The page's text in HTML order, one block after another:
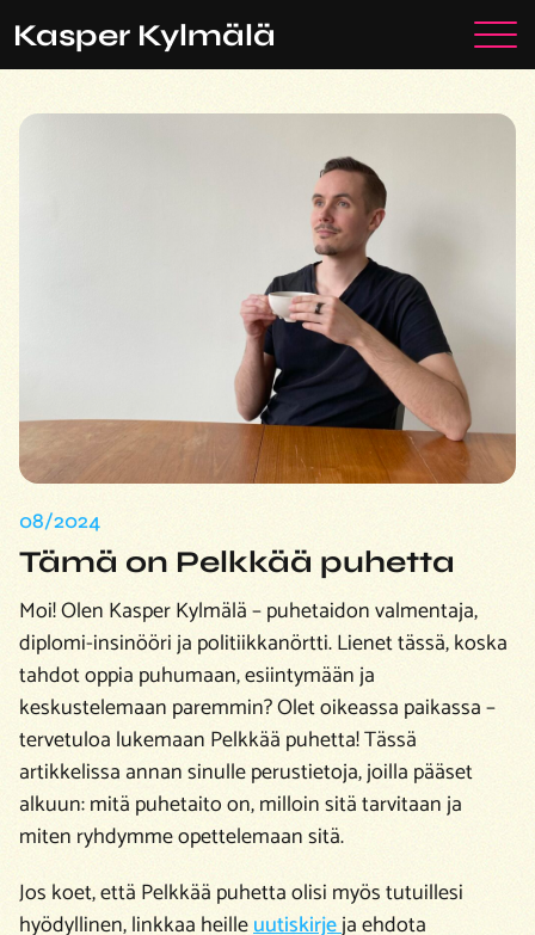
sisältöön
Kasper Kylmälä
Ota yhteyttä
08/2024
Tämä on Pelkkää puhetta
Moi! Olen Kasper Kylmälä – puhetaidon valmentaja,
diplomi-insinööri ja politiikkanörtti. Lienet tässä, koska
tahdot oppia puhumaan, esiintymään ja
keskustelemaan paremmin? Olet oikeassa paikassa –
tervetuloa lukemaan Pelkkää puhetta! Tässä
artikkelissa annan sinulle perustietoja, joilla pääset
alkuun: mitä puhetaito on, milloin sitä tarvitaan ja
miten ryhdymme opettelemaan sitä.
Jos koet, että Pelkkää puhetta olisi myös tutuillesi
hyödyllinen, linkkaa heilleuutiskirjeja ehdota